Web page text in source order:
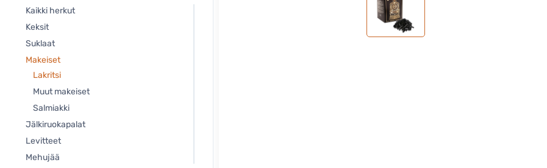
Kaikki herkut
Keksit
Suklaat
Makeiset
Lakritsi
Muut makeiset
Salmiakki
Jälkiruokapalat
Levitteet
Mehujää